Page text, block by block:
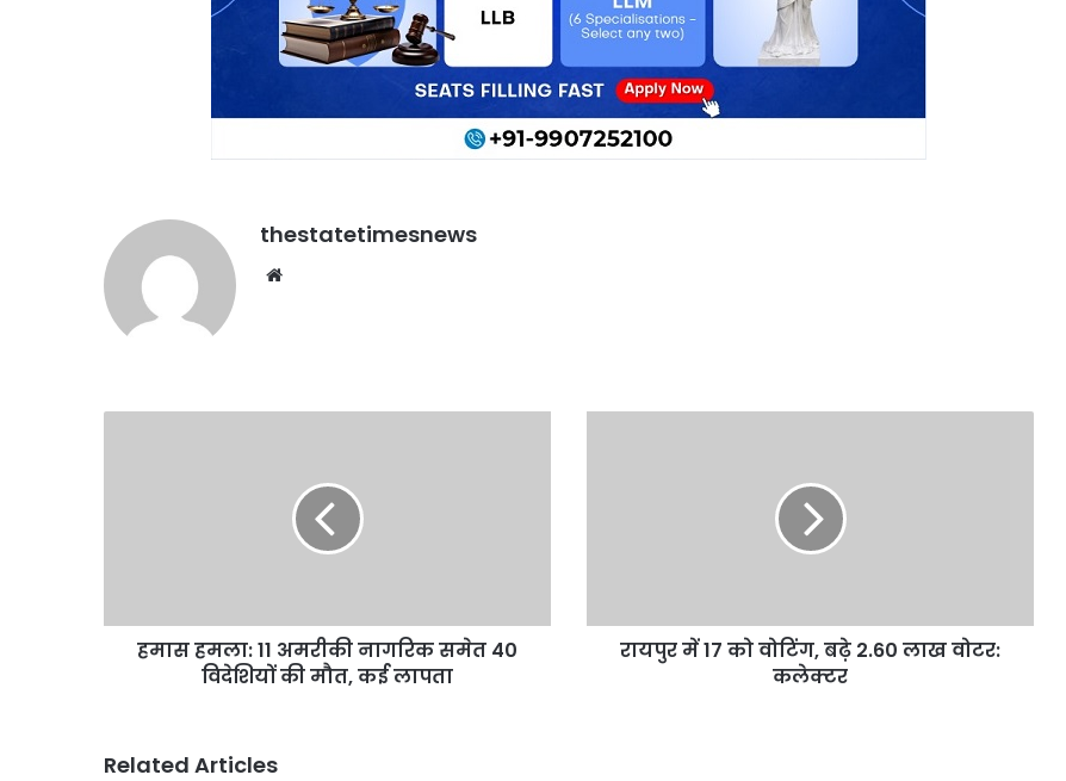
thestatetimesnews
की
हमास हमला: 11 अमरीकी नागरिक समेत 40
विदेशियों की मौत, कई लापता
वोटर:
कलेक्टररायपुर में 17 को वोटिंग, बढ़े 2.60 लाख वोटर:
कलेक्टर
Related Articles